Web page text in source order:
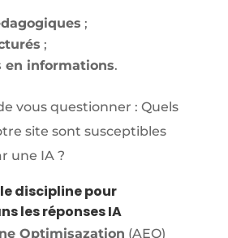
;
;
en informations.
vous questionner : Quels
site sont susceptibles
une IA ?
discipline pour
les réponses IA
Optimisazation (AEO)